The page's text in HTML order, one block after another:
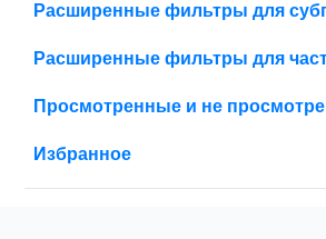
Расширенные фильтры для
Расширенные фильтры для
Просмотренные и не
Избранное